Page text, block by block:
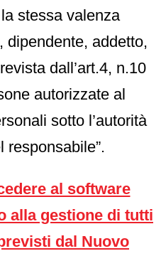
stessa valenza
dipendente, addetto,
dall’art.4, n.10
autorizzate al
sotto l’autorità
responsabile”.
al software
alla gestione di tutti
dal Nuovo